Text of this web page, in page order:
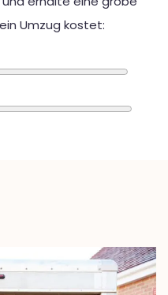
Umzug kostet: